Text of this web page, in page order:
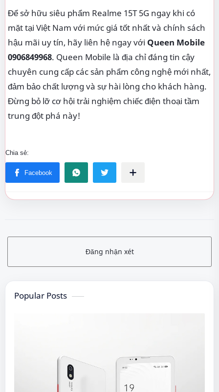
Để sở hữu siêu phẩm Realme 15T 5G ngay khi có
mặt tại Việt Nam với mức giá tốt nhất và chính sách
hậu mãi uy tín, hãy liên hệ ngay với Queen Mobile
0906849968. Queen Mobile là địa chỉ đáng tin cậy
chuyên cung cấp các sản phẩm công nghệ mới nhất,
đảm bảo chất lượng và sự hài lòng cho khách hàng.
Đừng bỏ lỡ cơ hội trải nghiệm chiếc điện thoại tầm
trung đột phá này!
Đăng nhận xét
Popular Posts